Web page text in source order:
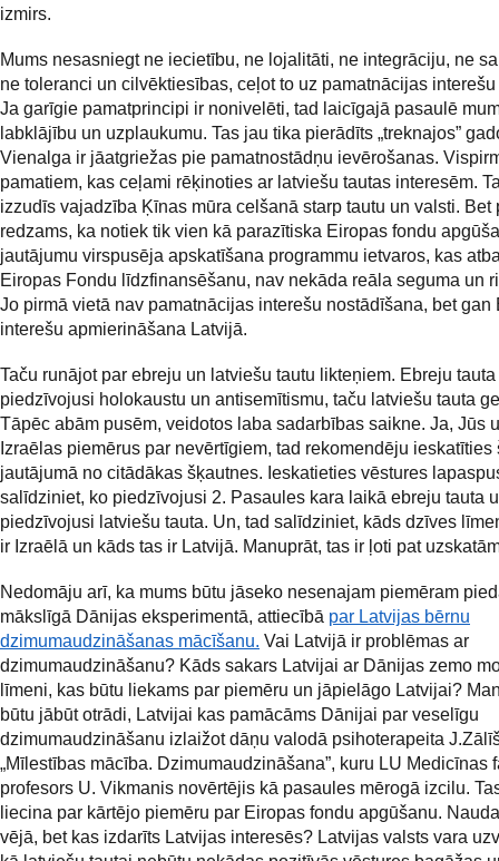
izmirs.
Mums nesasniegt ne iecietību, ne lojalitāti, ne integrāciju, ne
ne toleranci un cilvēktiesības, ceļot to uz pamatnācijas
Ja garīgie pamatprincipi ir nonivelēti, tad laicīgajā pasaulē
labklājību un uzplaukumu. Tas jau tika pierādīts „treknajos”
Vienalga ir jāatgriežas pie pamatnostādņu ievērošanas.
pamatiem, kas ceļami rēķinoties ar latviešu tautas interesēm.
izzudīs vajadzība Ķīnas mūra celšanā starp tautu un valsti. Bet
redzams, ka notiek tik vien kā parazītiska Eiropas fondu
jautājumu virspusēja apskatīšana programmu ietvaros, kas
Eiropas Fondu līdzfinansēšanu, nav nekāda reāla seguma un
Jo pirmā vietā nav pamatnācijas interešu nostādīšana, bet gan
interešu apmierināšana Latvijā.
Taču runājot par ebreju un latviešu tautu likteņiem. Ebreju tauta
piedzīvojusi holokaustu un antisemītismu, taču latviešu tauta
Tāpēc abām pusēm, veidotos laba sadarbības saikne. Ja, Jūs
Izraēlas piemērus par nevērtīgiem, tad rekomendēju ieskatīties
jautājumā no citādākas šķautnes. Ieskatieties vēstures
salīdziniet, ko piedzīvojusi 2. Pasaules kara laikā ebreju tauta
piedzīvojusi latviešu tauta. Un, tad salīdziniet, kāds dzīves
ir Izraēlā un kāds tas ir Latvijā. Manuprāt, tas ir ļoti pat
Nedomāju arī, ka mums būtu jāseko nesenajam piemēram
mākslīgā Dānijas eksperimentā, attiecībā par Latvijas bērnu
dzimumaudzināšanas mācīšanu. Vai Latvijā ir problēmas ar
dzimumaudzināšanu? Kāds sakars Latvijai ar Dānijas zemo
līmeni, kas būtu liekams par piemēru un jāpielāgo Latvijai?
būtu jābūt otrādi, Latvijai kas pamācāms Dānijai par veselīgu
dzimumaudzināšanu izlaižot dāņu valodā psihoterapeita
„Mīlestības mācība. Dzimumaudzināšana”, kuru LU Medicīnas
profesors U. Vikmanis novērtējis kā pasaules mērogā izcilu.
liecina par kārtējo piemēru par Eiropas fondu apgūšanu.
vējā, bet kas izdarīts Latvijas interesēs? Latvijas valsts vara